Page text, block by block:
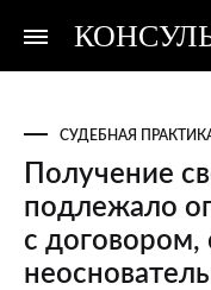
Консультация
Консультация
СУДЕБНАЯ
Получение
подлежало
с договором,